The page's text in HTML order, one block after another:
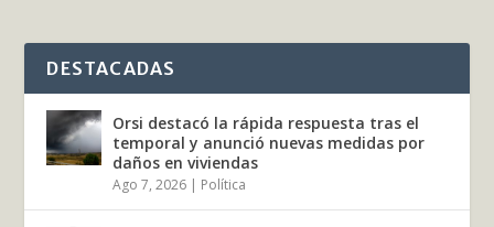
DESTACADAS
Orsi destacó la rápida respuesta tras el
temporal y anunció nuevas medidas por
daños en viviendas
Ago 7, 2026 | Política